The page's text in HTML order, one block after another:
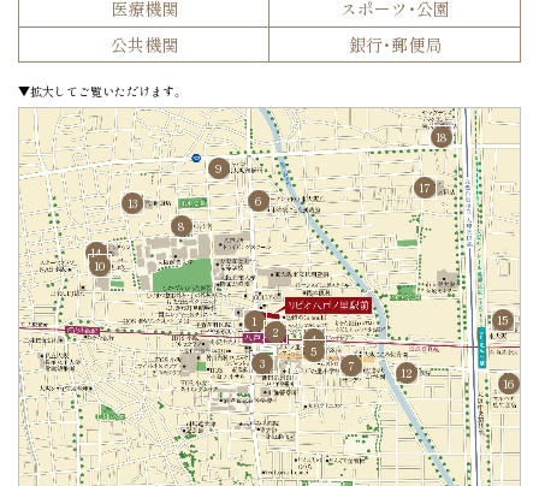
医療機関
スポーツ・公園
公共機関
銀行・郵便局
▼拡大してご覧いただけます。
1
2
3
4
5
6
7
8
9
10
12
13
14
15
16
17
18